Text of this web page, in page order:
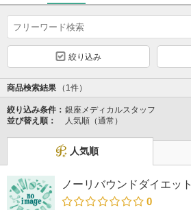
絞り込み
商品検索結果 （1件）
絞り込み条件： 銀座メディカルスタッフ
並び替え順：
人気順（通常）
人気順
ノーリバウンドダイエット
0